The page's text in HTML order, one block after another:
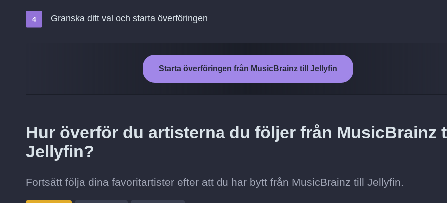
Granska ditt val och starta överföringen
Starta överföringen från MusicBrainz till Jellyfin
Hur överför du artisterna du följer från MusicBrainz
Jellyfin?
Fortsätt följa dina favoritartister efter att du har bytt från MusicBrainz till Jellyfin.